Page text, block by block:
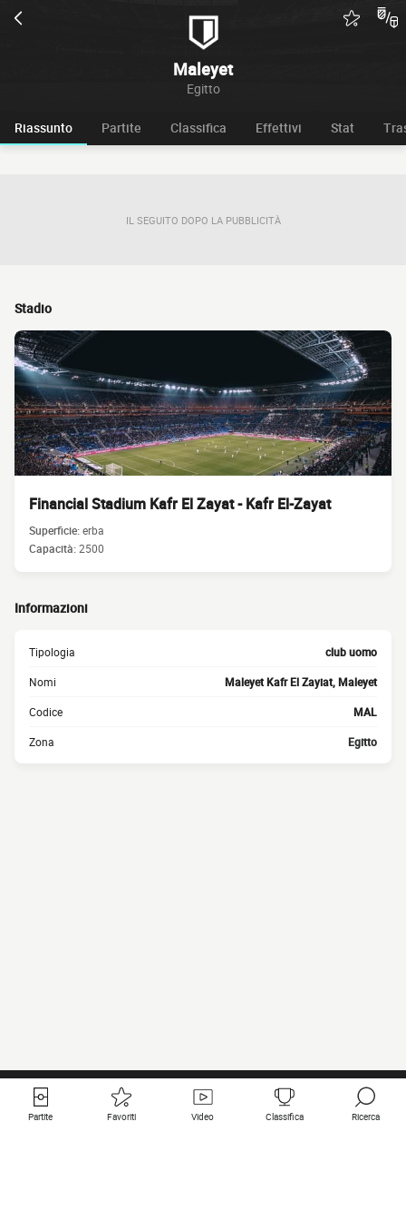
Maleyet
Egitto
Riassunto Partite Classifica Effettivi Stat
IL SEGUITO DOPO LA PUBBLICITÀ
Stadio
Financial Stadium Kafr El Zayat - Kafr El-Zayat
Superficie:erba
Capacità:2500
Informazioni
Tipologia club uomo
Nomi Maleyet Kafr El Zayiat, Maleyet
Codice MAL
Zona Egitto
Partite Favoriti Video Classifica Ricerca